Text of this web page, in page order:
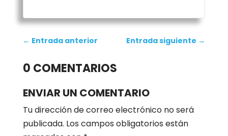
← Entrada anterior Entrada siguiente →
0 COMENTARIOS
ENVIAR UN COMENTARIO
Tu dirección de correo electrónico no será
publicada. Los campos obligatorios están